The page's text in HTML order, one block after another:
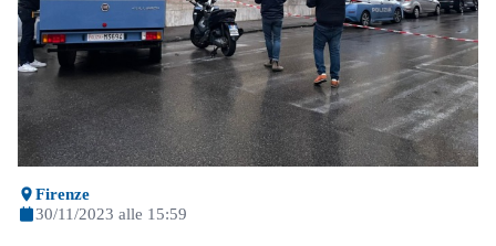
Firenze
30/11/2023 alle 15:59